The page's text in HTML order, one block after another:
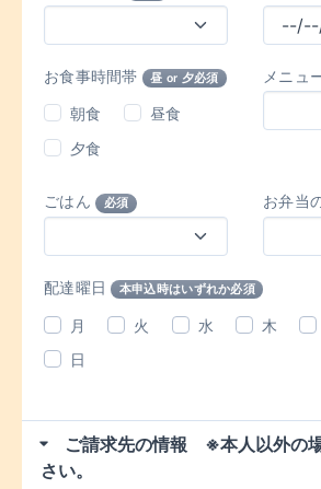
お食事時間帯 昼 or 夕必須
朝食
昼食
夕食
メニュ
ごはん 必須 お弁当
配達曜日 本申込時はいずれか必須
月 火 水 木
日
ご請求先の情報 ※本人以外の
さい。